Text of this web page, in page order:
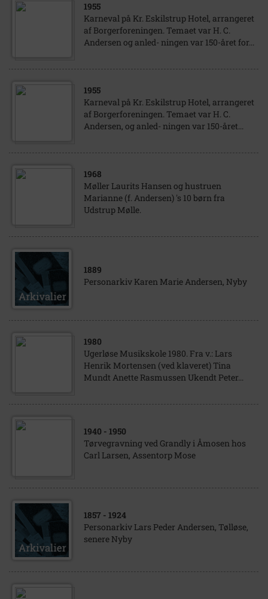
1955
Karneval på Kr. Eskilstrup Hotel, arrangeret
af Borgerforeningen. Temaet var H. C.
Andersen og anled- ningen var 150-året for...
1955
Karneval på Kr. Eskilstrup Hotel, arrangeret
af Borgerforeningen. Temaet var H. C.
Andersen, og anled- ningen var 150-året...
1968
Møller Laurits Hansen og hustruen
Marianne (f. Andersen) 's 10 børn fra
Udstrup Mølle.
1889
Personarkiv Karen Marie Andersen, Nyby
1980
Ugerløse Musikskole 1980. Fra v.: Lars
Henrik Mortensen (ved klaveret) Tina
Mundt Anette Rasmussen Ukendt Peter...
1940 - 1950
Tørvegravning ved Grandly i Åmosen hos
Carl Larsen, Assentorp Mose
1857 - 1924
Personarkiv Lars Peder Andersen, Tølløse,
senere Nyby